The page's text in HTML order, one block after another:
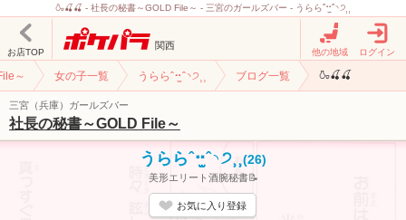
🍶🍒🍒 - 社長の秘書～GOLD File～ - 三宮のガールズバー - うららˆ⠒̫ˆ◝੭⸒⸒
お店TOP
関西
他の地域 ログイン
～ 女の子一覧 うららˆ⠒̫ˆ◝੭⸒⸒ ブログ一覧 🍶🍒🍒
三宮（兵庫）ガールズバー
社長の秘書～GOLD File～
うららˆ⠒̫ˆ◝੭⸒⸒ (26)
美形エリート酒腕秘書📝
お気に入り登録